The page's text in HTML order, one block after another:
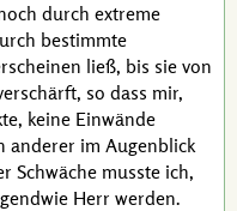
durch extreme
bestimmte
ließ, bis sie von
so dass mir,
keine Einwände
anderer im Augenblick
Schwäche musste ich,
Herr werden.